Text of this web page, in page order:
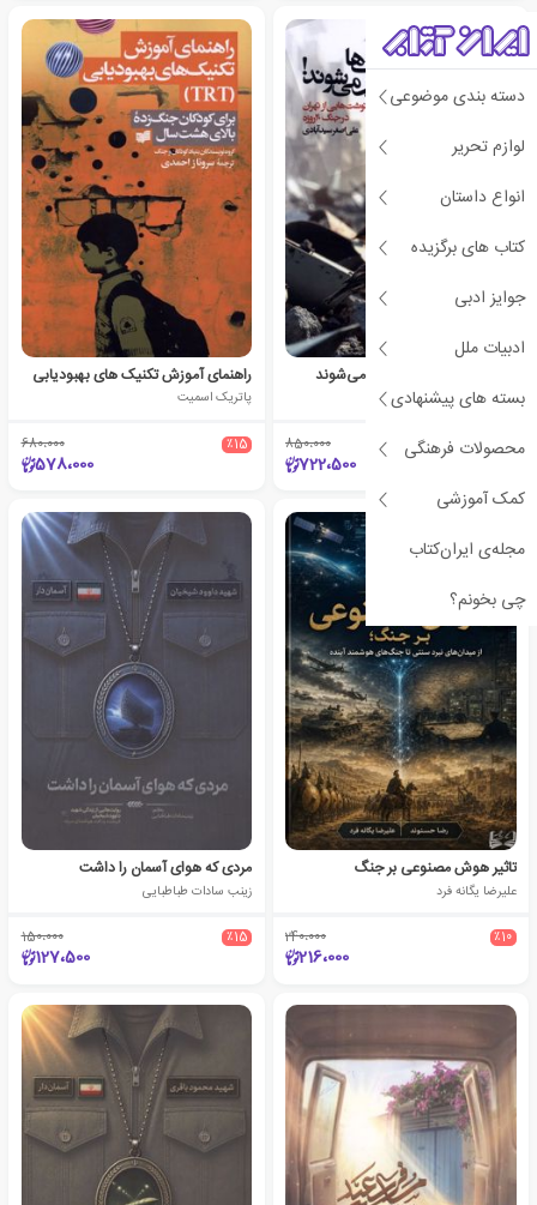
دسته بندی موضوعی
لوازم تحریر
انواع داستان
کتاب های برگزیده
جوایز ادبی
ادبیات ملل
بسته های پیشنهادی
محصولات فرهنگی
کمک آموزشی
مجله‌ی ایران‌کتاب
چی بخونم؟
وقتی گنجشک‌ها مضطرب می‌شوند
علی اصغر سیدآبادی
٪15 850،000
722،500
راهنمای آموزش تکنیک های بهبودیابی
پاتریک اسمیت
٪15 680،000
578،000
تاثیر هوش مصنوعی بر جنگ
علیرضا یگانه فرد
٪10 240،000
216،000
مردی که هوای آسمان را داشت
زینب سادات طباطبایی
٪15 150،000
127،500